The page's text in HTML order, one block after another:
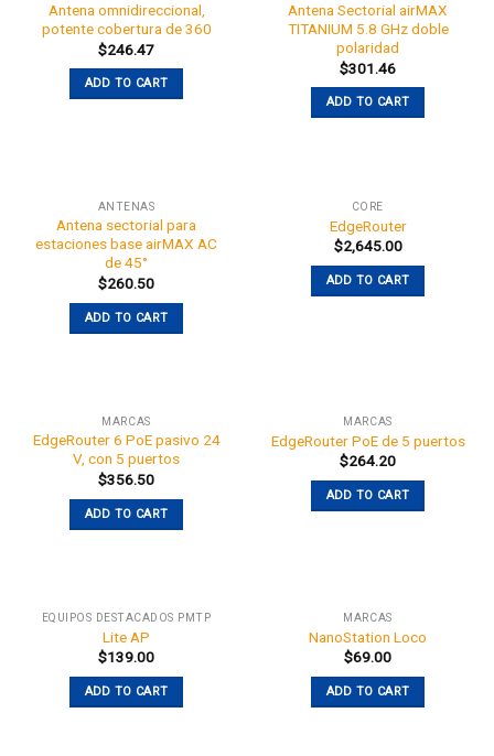
Antena omnidireccional,
potente cobertura de 360
$246.47
ADD TO CART
Antena Sectorial airMAX
TITANIUM 5.8 GHz doble
polaridad
$301.46
ADD TO CART
ANTENAS
Antena sectorial para
estaciones base airMAX AC
de 45°
$260.50
ADD TO CART
CORE
EdgeRouter
$2,645.00
ADD TO CART
MARCAS
EdgeRouter 6 PoE pasivo 24
V, con 5 puertos
$356.50
ADD TO CART
MARCAS
EdgeRouter PoE de 5 puertos
$264.20
ADD TO CART
EQUIPOS DESTACADOS PMTP
Lite AP
$139.00
ADD TO CART
MARCAS
NanoStation Loco
$69.00
ADD TO CART